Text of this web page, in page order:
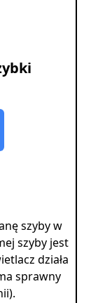
szyby w
szyby jest
działa
sprawny